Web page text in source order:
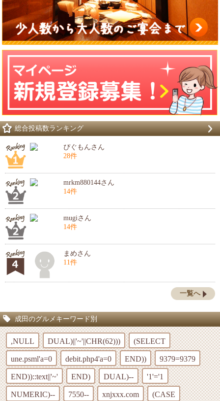
総合投稿数ランキング
ぴぐもんさん
28件
mrkm880144さん
14件
mugiさん
14件
まめさん
11件
一覧へ
成田のグルメキーワード別
,NULL DUAL)||'~'||CHR(62))) (SELECT
une.psml'a=0 debit.php4'a=0 END)) 9379=9379
END))::text||'~' END) DUAL)-- '1'='1
NUMERIC)-- 7550-- xnjxxx.com (CASE